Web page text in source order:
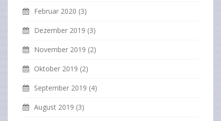
Februar 2020 (3)
Dezember 2019 (3)
November 2019 (2)
Oktober 2019 (2)
September 2019 (4)
August 2019 (3)